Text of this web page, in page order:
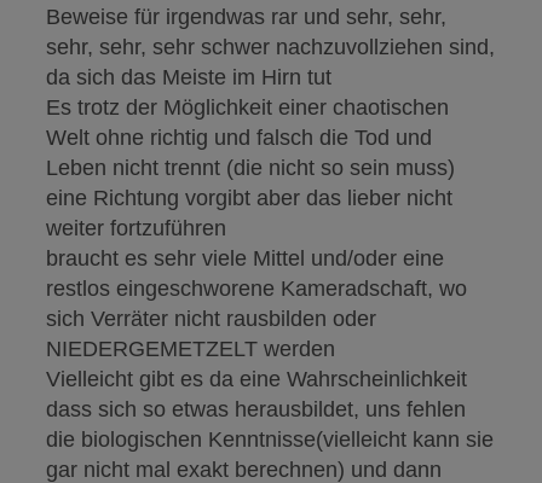
Beweise für irgendwas rar und sehr, sehr,
sehr, sehr, sehr schwer nachzuvollziehen sind,
da sich das Meiste im Hirn tut
Es trotz der Möglichkeit einer chaotischen
Welt ohne richtig und falsch die Tod und
Leben nicht trennt (die nicht so sein muss)
eine Richtung vorgibt aber das lieber nicht
weiter fortzuführen
braucht es sehr viele Mittel und/oder eine
restlos eingeschworene Kameradschaft, wo
sich Verräter nicht rausbilden oder
NIEDERGEMETZELT werden
Vielleicht gibt es da eine Wahrscheinlichkeit
dass sich so etwas herausbildet, uns fehlen
die biologischen Kenntnisse(vielleicht kann sie
gar nicht mal exakt berechnen) und dann